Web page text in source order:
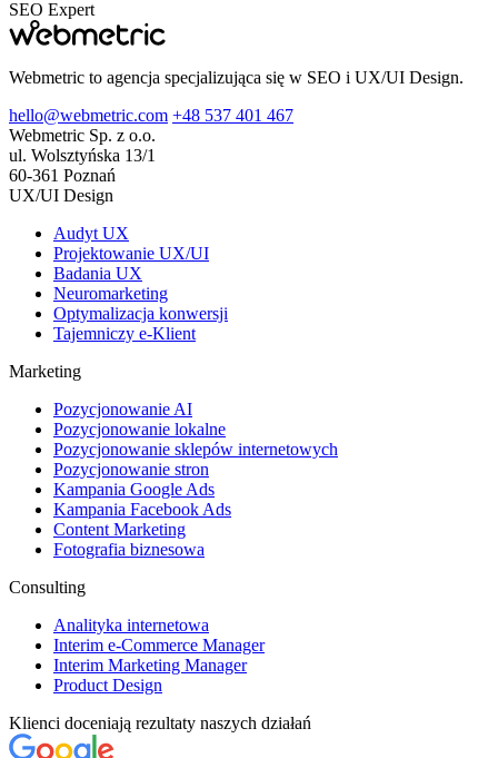
SEO Expert
Webmetric to agencja specjalizująca się w SEO i UX/UI Design.
hello@webmetric.com +48 537 401 467
Webmetric Sp. z o.o.
ul. Wolsztyńska 13/1
60-361 Poznań
UX/UI Design
Audyt UX
Projektowanie UX/UI
Badania UX
Neuromarketing
Optymalizacja konwersji
Tajemniczy e-Klient
Marketing
Pozycjonowanie AI
Pozycjonowanie lokalne
Pozycjonowanie sklepów internetowych
Pozycjonowanie stron
Kampania Google Ads
Kampania Facebook Ads
Content Marketing
Fotografia biznesowa
Consulting
Analityka internetowa
Interim e-Commerce Manager
Interim Marketing Manager
Product Design
Klienci doceniają rezultaty naszych działań